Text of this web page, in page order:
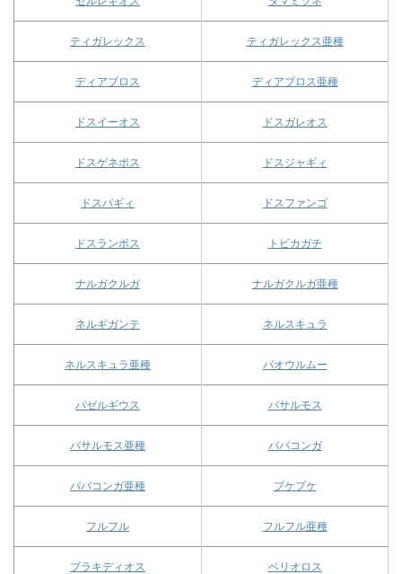
ティガレックス ティガレックス亜種
ディアブロス ディアブロス亜種
ドスイーオス ドスガレオス
ドスゲネポス ドスジャギィ
ドスバギィ ドスファンゴ
ドスランポス トビカガチ
ナルガクルガ ナルガクルガ亜種
ネルギガンテ ネルスキュラ
ネルスキュラ亜種 パオウルムー
バゼルギウス バサルモス
バサルモス亜種 ババコンガ
ババコンガ亜種 プケプケ
フルフル フルフル亜種
ブラキディオス ベリオロス